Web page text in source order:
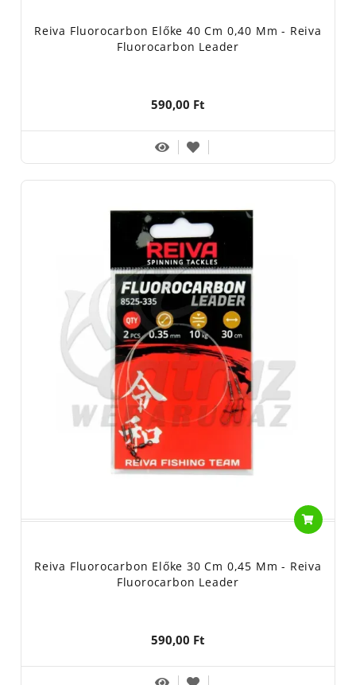
Reiva Fluorocarbon Előke 40 Cm 0,40 Mm - Reiva
Fluorocarbon Leader
590,00 Ft
Reiva Fluorocarbon Előke 30 Cm 0,45 Mm - Reiva
Fluorocarbon Leader
590,00 Ft